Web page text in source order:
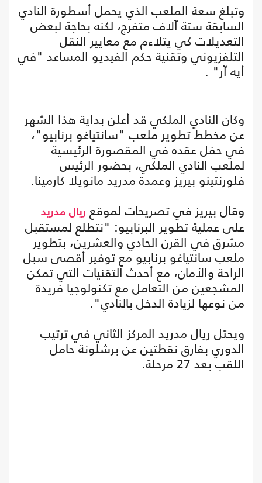
وتبلغ سعة الملعب الذي يحمل أسطورة النادي
السابقة ستة آلاف متفرج، لكنه بحاجة لبعض
التعديلات كي يتلاءم مع معايير النقل
التلفزيوني وتقنية حكم الفيديو المساعد "في
أيه آر" .
وكان النادي الملكي قد أعلن بداية هذا الشهر
عن مخطط تطوير ملعب "سانتياغو برنابيو"،
في حفل عقده في المقصورة الرئيسية
لملعب النادي الملكي، بحضور الرئيس
فلورنتينو بيريز وعمدة مدريد مانويلا كارمينا.
وقال بيريز في تصريحات لموقع ريال مدريد
على عملية تطوير البرنابيو: "نتطلع لمستقبل
مشرق في القرن الحادي والعشرين، بتطوير
ملعب سانتياغو برنابيو مع توفير أقصى سبل
الراحة والأمان، مع أحدث التقنيات التي تمكن
المشجعين من التعامل مع تكنولوجيا فريدة
من نوعها لزيادة الدخل بالنادي".
ويحتل ريال مدريد المركز الثاني في ترتيب
الدوري بفارق نقطتين عن برشلونة حامل
اللقب بعد 27 مرحلة.